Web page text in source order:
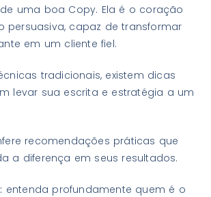
uma boa Copy. Ela é o coração
persuasiva, capaz de transformar
em um cliente fiel.
tradicionais, existem dicas
levar sua escrita e estratégia a um
recomendações práticas que
a diferença em seus resultados.
entenda profundamente quem é o